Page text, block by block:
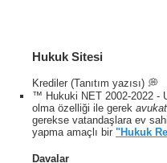
Hukuk Sitesi
Krediler (Tanıtım yazısı) 💭
™ Hukuki NET 2002-2022 -
olma özelliği ile gerek avukat
gerekse vatandaşlara ev
yapma amaçlı bir "Hukuk
Davalar